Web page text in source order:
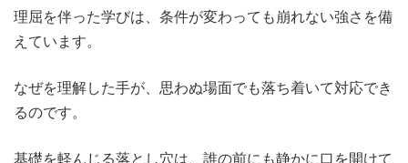
理屈を伴った学びは、条件が変わっても崩れない強さを備
えています。
なぜを理解した手が、思わぬ場面でも落ち着いて対応でき
るのです。
基礎を軽んじる落とし穴は、誰の前にも静かに口を開けて